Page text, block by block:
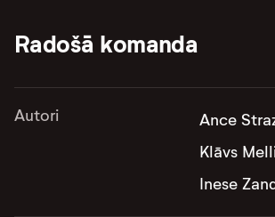
Radošā komanda
Autori
Ance
Klāvs
Inese